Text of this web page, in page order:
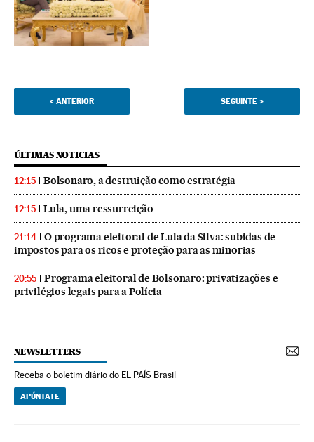
< ANTERIOR SEGUINTE >
ÚLTIMAS NOTICIAS
12:15 Bolsonaro, a destruição como estratégia
12:15 Lula, uma ressurreição
21:14
O programa eleitoral de Lula da Silva: subidas de
impostos para os ricos e proteção para as minorias
20:55
Programa eleitoral de Bolsonaro: privatizações e
privilégios legais para a Polícia
NEWSLETTERS
Receba o boletim diário do EL PAÍS Brasil
APÚNTATE